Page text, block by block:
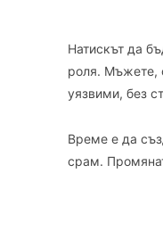
Натискът да
роля. Мъжете,
уязвими, без
Време е да
срам.